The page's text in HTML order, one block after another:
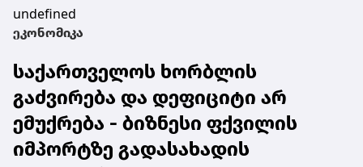
undefined
ეკონომიკა
საქართველოს ხორბლის
გაძვირება და დეფიციტი არ
ემუქრება - ბიზნესი ფქვილის
იმპორტზე გადასახადის